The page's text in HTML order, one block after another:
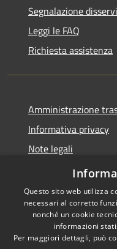
Segnalazione
Leggi le FAQ
Richiesta assistenza
Amministrazione
Informativa privacy
Note legali
Dichiarazione di
Accessibilità
Questo sito web utilizza
necessari al corretto
nonché un cookie
informazioni
Per maggiori dettagli, può